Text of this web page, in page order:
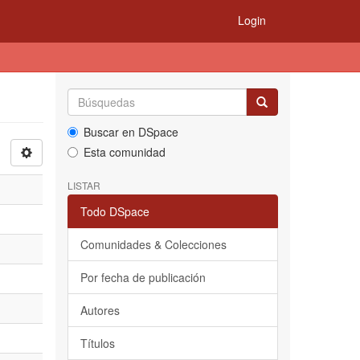
Login
Buscar en DSpace
Esta comunidad
LISTAR
Todo DSpace
Comunidades & Colecciones
Por fecha de publicación
Autores
Títulos